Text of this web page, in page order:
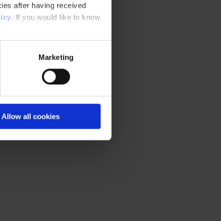
after having received
. If you would like to know
Marketing
Allow all cookies